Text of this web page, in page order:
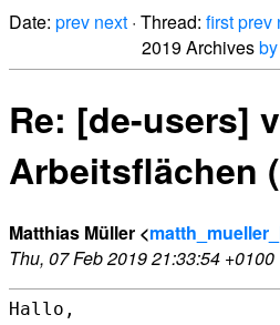
Date: prev next · Thread: firstprev
2019 Archives
Re: [de-users]
Arbeitsflächen
Matthias Müller <
Thu, 07 Feb 2019 21:33:54 +0100
Hallo,